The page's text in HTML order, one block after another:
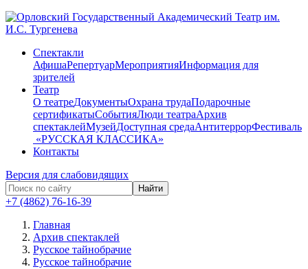
Спектакли
АфишаРепертуарМероприятияИнформация для
зрителей
Театр
О театреДокументыОхрана трудаПодарочные
сертификатыСобытияЛюди театраАрхив
спектаклейМузейДоступная средаАнтитеррорФестиваль
​ «РУССКАЯ КЛАССИКА»
Контакты
Версия для слабовидящих
Найти
+7 (4862) 76-16-39
Главная
Архив спектаклей
Русское тайнобрачие
Русское тайнобрачие